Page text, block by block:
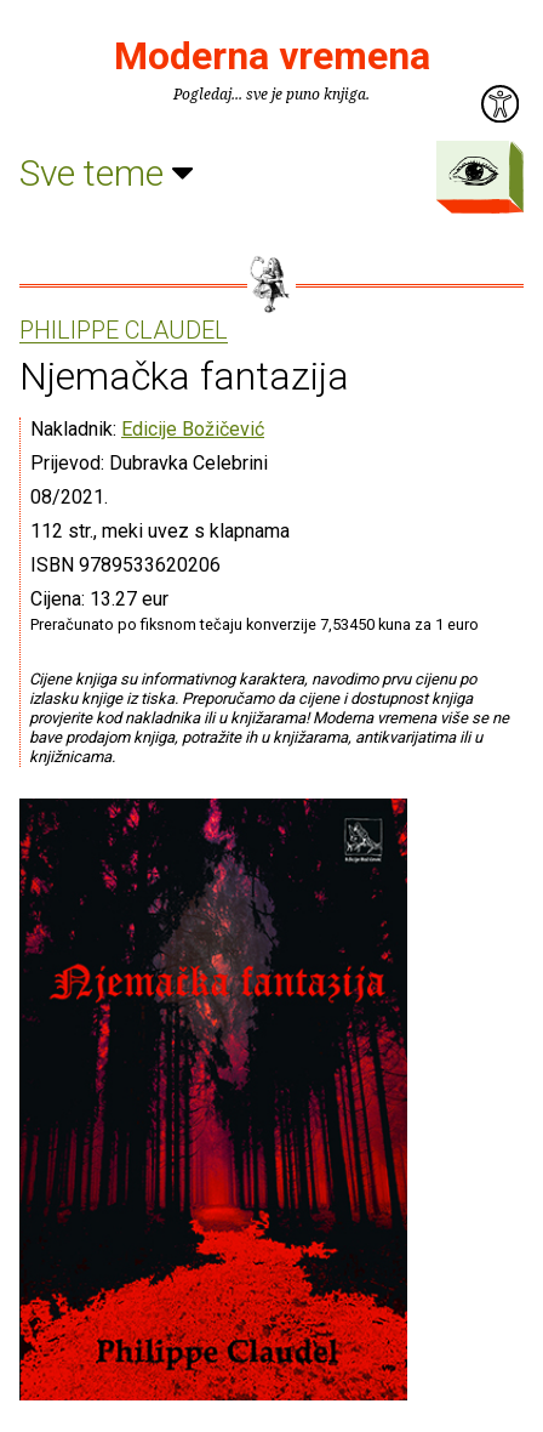
Moderna vremena
Pogledaj... sve je puno knjiga.
Sve teme
PHILIPPE CLAUDEL
Njemačka fantazija
Nakladnik: Edicije Božičević
Prijevod: Dubravka Celebrini
08/2021.
112 str., meki uvez s klapnama
ISBN 9789533620206
Cijena: 13.27 eur
Preračunato po fiksnom tečaju konverzije 7,53450 kuna za 1 euro
Cijene knjiga su informativnog karaktera, navodimo prvu cijenu po
izlasku knjige iz tiska. Preporučamo da cijene i dostupnost knjiga
provjerite kod nakladnika ili u knjižarama! Moderna vremena više se ne
bave prodajom knjiga, potražite ih u knjižarama, antikvarijatima ili u
knjižnicama.